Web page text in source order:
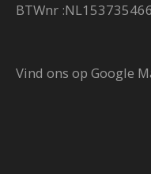
BTWnr
Vind ons op Google